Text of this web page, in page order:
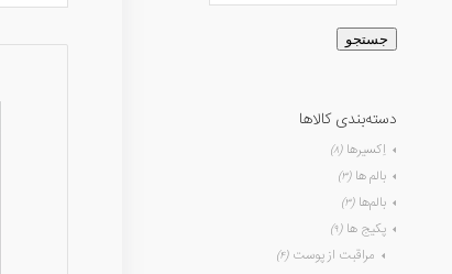
جستجو
دسته‌بندی کالاها
اِکسیرها (۸)
بالم ها (۳)
بالم‌ها (۳)
پکیج ها (۹)
مراقبت از پوست (۴)